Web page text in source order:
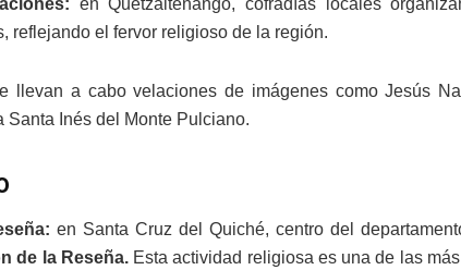
reflejando el fervor religioso de la región.
llevan a cabo velaciones de imágenes como Jesús
Inés del Monte Pulciano.
​en Santa Cruz del Quiché, centro del
de la Reseña.Esta actividad religiosa es una de las